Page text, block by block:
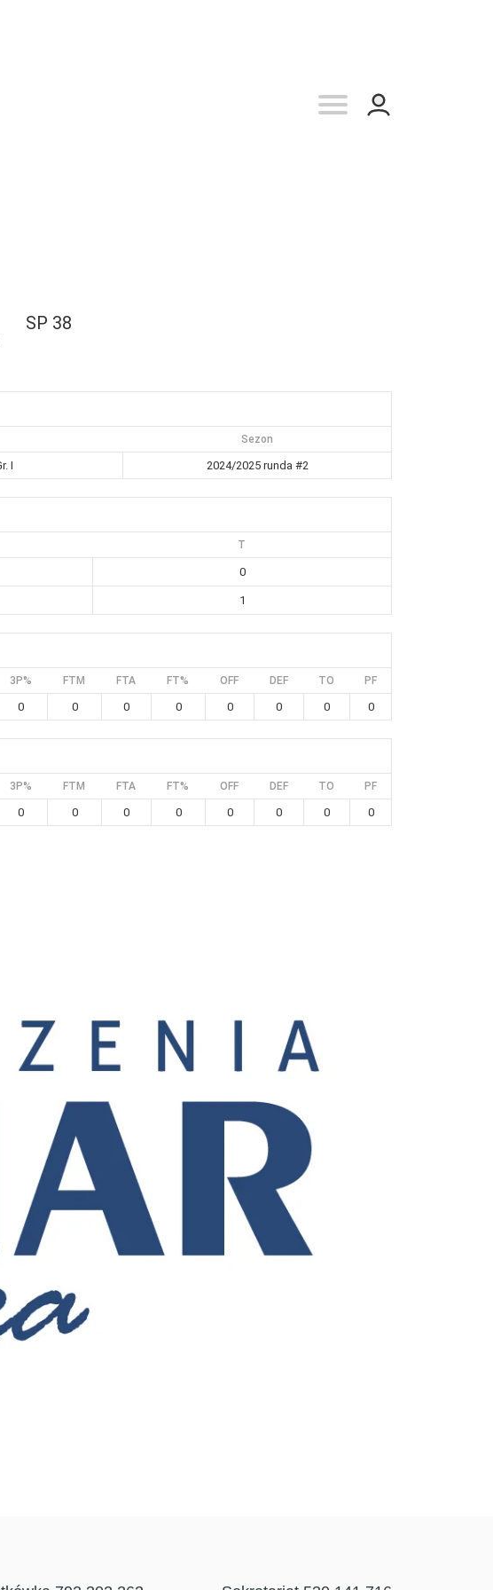
SP 38
Sezon
I 2024/2025 runda #2
T
0
1
3P% FTM FTA FT% OFF DEF TO PF
0 0 0 0 0 0 0 0
3P% FTM FTA FT% OFF DEF TO PF
0 0 0 0 0 0 0 0